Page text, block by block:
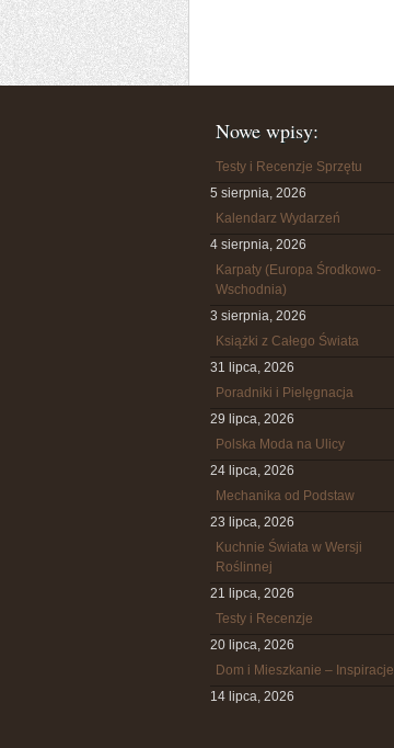
Nowe wpisy:
Testy i Recenzje Sprzętu
5 sierpnia, 2026
Kalendarz Wydarzeń
4 sierpnia, 2026
Karpaty (Europa Środkowo-
Wschodnia)
3 sierpnia, 2026
Książki z Całego Świata
31 lipca, 2026
Poradniki i Pielęgnacja
29 lipca, 2026
Polska Moda na Ulicy
24 lipca, 2026
Mechanika od Podstaw
23 lipca, 2026
Kuchnie Świata w Wersji
Roślinnej
21 lipca, 2026
Testy i Recenzje
20 lipca, 2026
Dom i Mieszkanie – Inspiracje
14 lipca, 2026